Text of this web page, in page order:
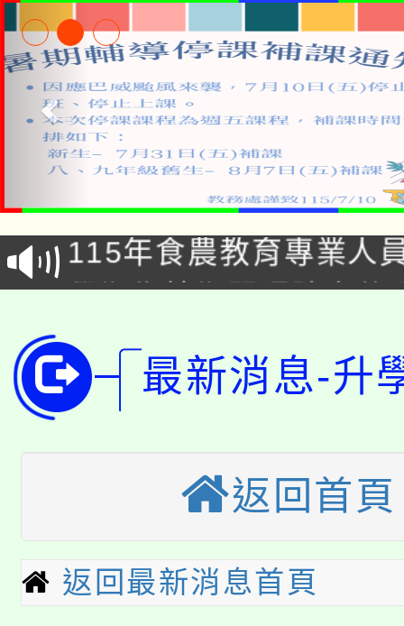
淨零綠生活教案入校路
會
115年食農教育專業人
程
學期銜接期間理賠案件
學籍身 分審查程序及
版
公告本校115學年度第
「2026金融保險知識
車」活動
桃園市115學年度學生
生本土語及新住民語歌
公告本校115學年度第
代理(課)教師甄選結果(
公告本校115學年度第
代理(課)教師甄選結果(
轉知中國文化大學推廣
最新消息-升
返回首頁
返回最新消息首頁